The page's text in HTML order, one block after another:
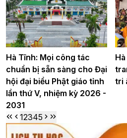
Hà Tĩnh: Mọi công tác
chuẩn bị sẵn sàng cho Đại
hội đại biểu Phật giáo tỉnh
lần thứ V, nhiệm kỳ 2026 -
2031
tri
12345